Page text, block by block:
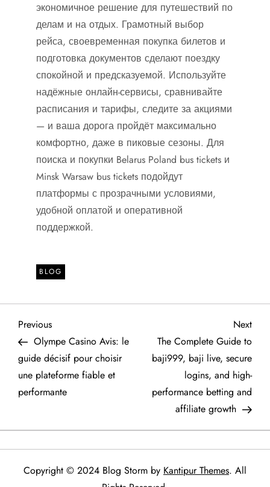
экономичное решение для путешествий по
делам и на отдых. Грамотный выбор
рейса, своевременная покупка билетов и
подготовка документов сделают поездку
спокойной и предсказуемой. Используйте
надёжные онлайн-сервисы, сравнивайте
расписания и тарифы, следите за акциями
— и ваша дорога пройдёт максимально
комфортно, даже в пиковые сезоны. Для
поиска и покупки Belarus Poland bus tickets и
Minsk Warsaw bus tickets подойдут
платформы с прозрачными условиями,
удобной оплатой и оперативной
поддержкой.
BLOG
P
o
s
n
a
Previous
Post
Previous
Olympe Casino Avis: le
guide décisif pour choisir
une plateforme fiable et
performante
Next
Post
Next
The Complete Guide to
baji999, baji live, secure
logins, and high-
performance betting and
affiliate growth
Copyright © 2024 Blog Storm by Kantipur Themes. All